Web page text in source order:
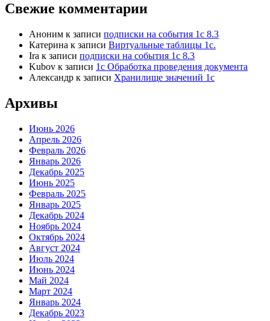
Свежие комментарии
Аноним к записи подписки на события 1с 8.3
Катерина к записи Виртуальные таблицы 1с.
Ira к записи подписки на события 1с 8.3
Kubov к записи 1с Обработка проведения документа
Александр к записи Хранилище значений 1с
Архивы
Июнь 2026
Апрель 2026
Февраль 2026
Январь 2026
Декабрь 2025
Июнь 2025
Февраль 2025
Январь 2025
Декабрь 2024
Ноябрь 2024
Октябрь 2024
Август 2024
Июль 2024
Июнь 2024
Май 2024
Март 2024
Январь 2024
Декабрь 2023